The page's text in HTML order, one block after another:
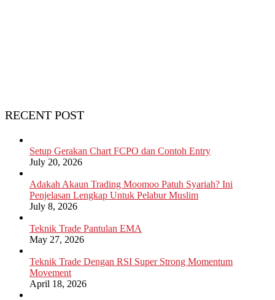
RECENT POST
Setup Gerakan Chart FCPO dan Contoh Entry
July 20, 2026
Adakah Akaun Trading Moomoo Patuh Syariah? Ini
Penjelasan Lengkap Untuk Pelabur Muslim
July 8, 2026
Teknik Trade Pantulan EMA
May 27, 2026
Teknik Trade Dengan RSI Super Strong Momentum
Movement
April 18, 2026